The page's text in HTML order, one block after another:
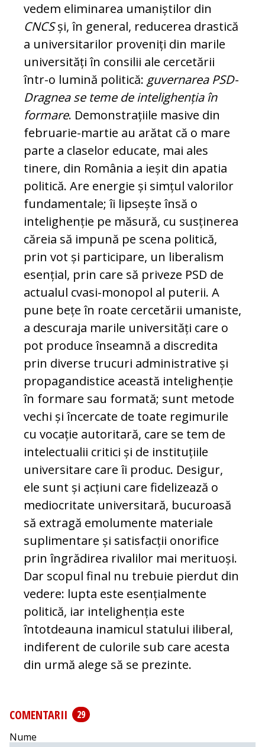
vedem eliminarea umaniștilor din
CNCSși, în general, reducerea dras­tică
a universitarilor proveniți din marile
universități în consilii ale cer­cetării
într-o lumină politică: gu­ver­narea PSD-
Dragnea se teme de in­te­lighenția în
formare. Demonstrațiile masive din
februarie-martie au arătat că o mare
parte a claselor educate, mai ales
tinere, din România a ieșit din apatia
politică. Are energie și sim­țul valorilor
fundamentale; îi lipsește însă o
intelighenție pe măsură, cu sus­ținerea
căreia să impună pe scena politică,
prin vot și participare, un li­beralism
esențial, prin care să pri­ve­ze PSD de
actualul cvasi-monopol al puterii. A
pune bețe în roate cer­ce­tă­rii umaniste,
a descuraja marile uni­versități care o
pot produce înseamnă a discredita
prin diverse trucuri ad­mi­nistrative și
propagandistice aceas­tă intelighenție
în formare sau for­mată; sunt metode
vechi și încercate de toate regimurile
cu vocație au­to­ri­ta­ră, care se tem de
intelectualii cri­tici și de instituțiile
universitare care îi produc. Desigur,
ele sunt și acțiuni care fidelizează o
mediocritate uni­ver­sitară, bucuroasă
să extragă emo­lu­men­te materiale
suplimentare și satis­fac­ții onorifice
prin îngrădirea ri­va­li­lor mai merituoși.
Dar scopul final nu tre­buie pierdut din
vedere: lupta este esen­ți­al­­mente
politică, iar in­te­lighen­ția es­te
întotdeauna inamicul statului ili­be­ral,
indiferent de culorile sub ca­re acesta
din urmă alege să se prezinte.
COMENTARII
29
Nume